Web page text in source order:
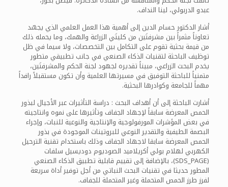
عبدو الدربولي، لينا النداف.
أشار الدكتور حسام الدين إلى أهمية هذا العمل العلمي الذي يجسّد
تعاوناً مثمراً بين مشرفتَين من كليتَي الزراعة والهمك، وما يحمله ذلك
من قيمة بحثية تقوم على التكامل بين التخصصات، ولا سيما في ظل
توظيف الباحثة لتقنيات الذكاء الصنعي في جانب تطبيقي متطور
يخدم البحث الزراعي، مبيناً تقديره لجهود لجنة الحكم والمشرفتَين،
متمنياً للباحثة التوفيق في مسيرتها العلمية وأن تكون مستقبلاً رافداً
مهماً للجامعة وكوادرها البحثية.
أشارت الباحثة إلى أن أهداف البحث : دراسة التأثيرات عبر الأجيال لبذور
الحمص المعرضة سابقاً لإجهاد الجفاف وتأثيرها على نموه وانتاجيته
في بعض المؤشرات المورفولوجية والإنتاجية والنوعية للنبات، وإجراء
البصمة الطيفية والتقدير النوعي للبروتينات الموجودة في بذور
الحمص المعرضة سابقا لاجهاد الجفاف وذلك باستخدام تقنية الترحيل
الكهربي لهلام بولي أكريلاميد الصوديوم دوديسيل سلفات
(SDS_PAGE)، بالإضافة إلى تقييم قابلية تطبيق الذكاء الصنعي
المطور حديثا في تقنيات البحث النباتي من أجل توفير أداة سريعة
لفرز طرز الحمص المتحملة وغير المتحملة للجفاف.